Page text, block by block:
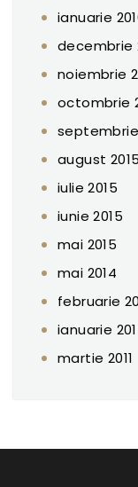
ianuarie
decembrie
noiembrie
octombrie
septembrie
august 2015
iulie 2015
iunie 2015
mai 2015
mai 2014
februarie
ianuarie
martie 2011